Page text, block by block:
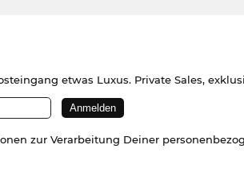
etwas Luxus. Private Sales,
zur Verarbeitung Deiner